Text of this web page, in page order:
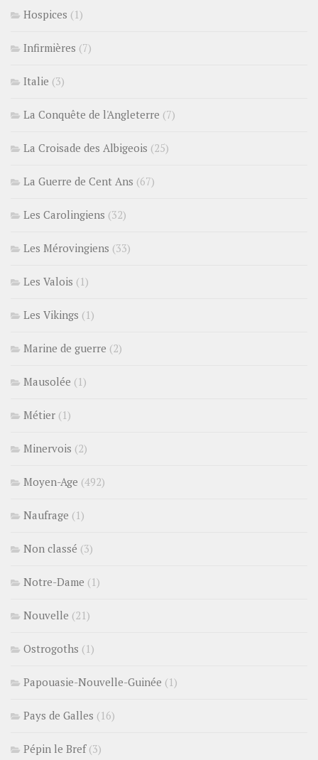
Hospices (1)
Infirmières (7)
Italie (3)
La Conquête de l'Angleterre (7)
La Croisade des Albigeois (25)
La Guerre de Cent Ans (67)
Les Carolingiens (32)
Les Mérovingiens (33)
Les Valois (1)
Les Vikings (1)
Marine de guerre (2)
Mausolée (1)
Métier (1)
Minervois (2)
Moyen-Age (492)
Naufrage (1)
Non classé (3)
Notre-Dame (1)
Nouvelle (21)
Ostrogoths (1)
Papouasie-Nouvelle-Guinée (1)
Pays de Galles (16)
Pépin le Bref(3)